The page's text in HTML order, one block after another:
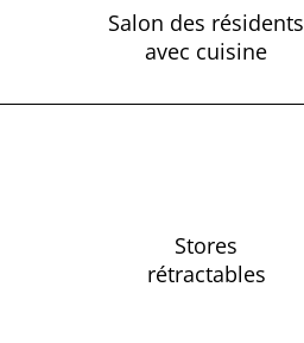
Salon des résidents
avec cuisine
Stores
rétractables